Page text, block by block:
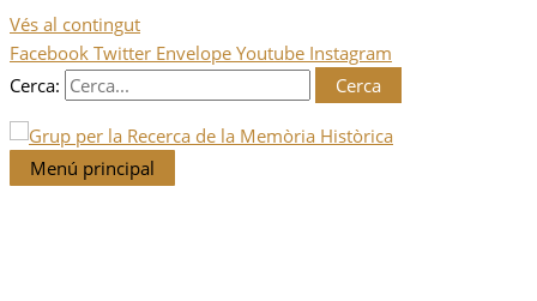
Vés al contingut
Facebook Twitter Envelope Youtube Instagram
Cerca:
Menú principal